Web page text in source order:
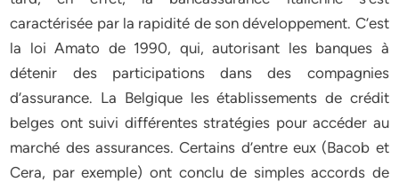
caractérisée par la rapidité de son développement. C’est
la loi Amato de 1990, qui, autorisant les banques à
détenir des participations dans des compagnies
d’assurance. La Belgique les établissements de crédit
belges ont suivi différentes stratégies pour accéder au
marché des assurances. Certains d’entre eux (Bacob et
Cera, par exemple) ont conclu de simples accords de